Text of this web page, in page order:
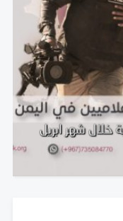
شهر ابريل